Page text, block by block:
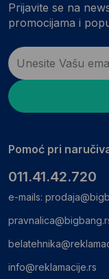
Prijavite se na
promocijama i
Pomoć pri
011.41.42.720
e-mails:
info@reklamacije.rs